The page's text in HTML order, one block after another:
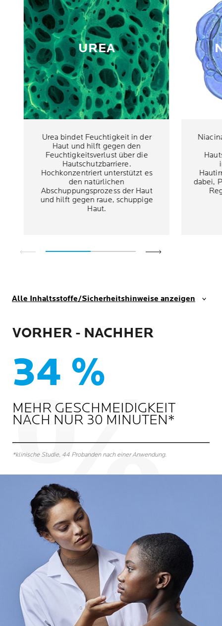
UREA
Urea bindet Feuchtigkeit in der
Haut und hilft gegen den
Feuchtigkeitsverlust über die
Hautschutzbarriere.
Hochkonzentriert unterstützt es
den natürlichen
Abschuppungsprozess der Haut
und hilft gegen raue, schuppige
Haut.
dabei,
Alle Inhaltsstoffe/Sicherheitshinweise anzeigen
VORHER - NACHHER
34 %
MEHR GESCHMEIDIGKEIT
NACH NUR 30 MINUTEN*
*klinische Studie, 44 Probanden nach einer Anwendung.